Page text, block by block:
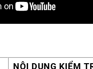
NỘI DUNG KIỂM